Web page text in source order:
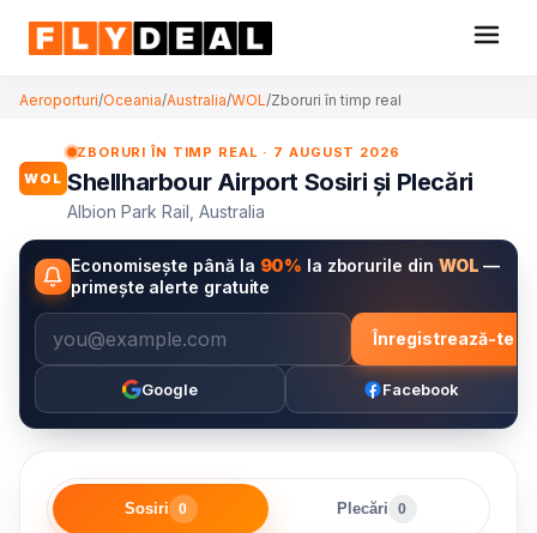
Aeroporturi/Oceania/Australia/WOL/Zboruri în timp real
WOL
ZBORURI ÎN TIMP REAL · 7 AUGUST 2026
Shellharbour Airport Sosiri și Plecări
Albion Park Rail, Australia
Economisește până la 90% la zborurile din WOL —
primește alerte gratuite
Înregistrează-te
Google Facebook
Sosiri 0 Plecări 0